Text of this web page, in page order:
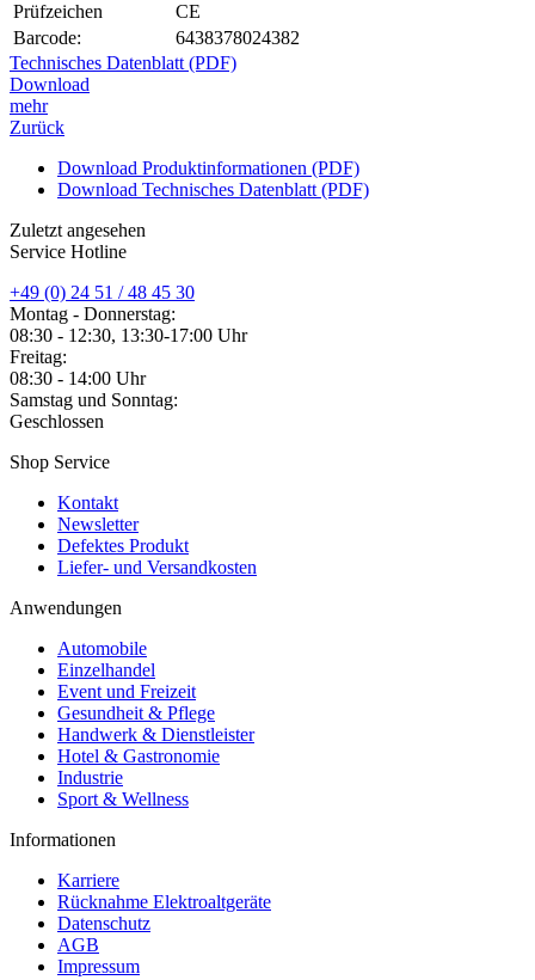
Prüfzeichen
CE
Barcode:
6438378024382
Technisches Datenblatt (PDF)
Download
mehr
Zurück
Download Produktinformationen (PDF)
Download Technisches Datenblatt (PDF)
Zuletzt angesehen
Service Hotline
+49 (0) 24 51 / 48 45 30
Montag - Donnerstag:
08:30 - 12:30, 13:30-17:00 Uhr
Freitag:
08:30 - 14:00 Uhr
Samstag und Sonntag:
Geschlossen
Shop Service
Kontakt
Newsletter
Defektes Produkt
Liefer- und Versandkosten
Anwendungen
Automobile
Einzelhandel
Event und Freizeit
Gesundheit & Pflege
Handwerk & Dienstleister
Hotel & Gastronomie
Industrie
Sport & Wellness
Informationen
Karriere
Rücknahme Elektroaltgeräte
Datenschutz
AGB
Impressum